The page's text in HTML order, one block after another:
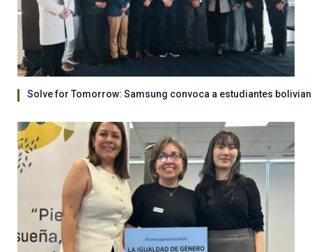
Solve for Tomorrow: Samsung convoca a estudiantes